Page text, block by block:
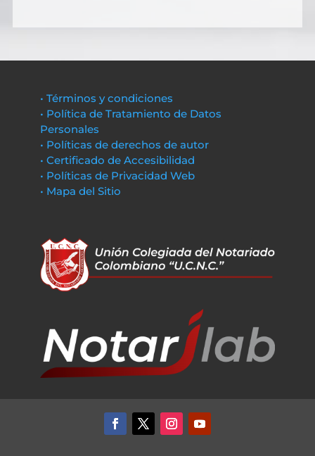
• Términos y condiciones
• Política de Tratamiento de Datos
Personales
• Políticas de derechos de autor
• Certificado de Accesibilidad
• Políticas de Privacidad Web
• Mapa del Sitio